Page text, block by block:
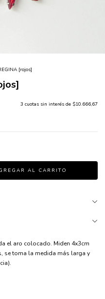
[rojos]
3 cuotas sin interés de $10.666,67
el aro colocado. Miden 4x3cm
se toma la medida más larga y